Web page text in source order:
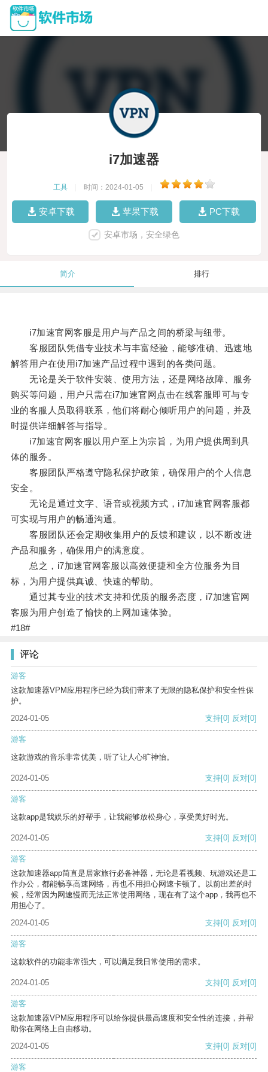
i7加速器
工具 时间：2024-01-05
安卓下载 苹果下载 PC下载
安卓市场，安全绿色
简介 排行
i7加速官网客服是用户与产品之间的桥梁与纽带。
客服团队凭借专业技术与丰富经验，能够准确、迅速地
解答用户在使用i7加速产品过程中遇到的各类问题。
无论是关于软件安装、使用方法，还是网络故障、服务
购买等问题，用户只需在i7加速官网点击在线客服即可与专
业的客服人员取得联系，他们将耐心倾听用户的问题，并及
时提供详细解答与指导。
i7加速官网客服以用户至上为宗旨，为用户提供周到具
体的服务。
客服团队严格遵守隐私保护政策，确保用户的个人信息
安全。
无论是通过文字、语音或视频方式，i7加速官网客服都
可实现与用户的畅通沟通。
客服团队还会定期收集用户的反馈和建议，以不断改进
产品和服务，确保用户的满意度。
总之，i7加速官网客服以高效便捷和全方位服务为目
标，为用户提供真诚、快速的帮助。
通过其专业的技术支持和优质的服务态度，i7加速官网
客服为用户创造了愉快的上网加速体验。
#18#
评论
游客
这款加速器VPM应用程序已经为我们带来了无限的隐私保护和安全性保
护。
2024-01-05
支持[0] 反对[0]
游客
这款游戏的音乐非常优美，听了让人心旷神怡。
2024-01-05 支持[0] 反对[0]
游客
这款app是我娱乐的好帮手，让我能够放松身心，享受美好时光。
2024-01-05 支持[0] 反对[0]
游客
这款加速器app简直是居家旅行必备神器，无论是看视频、玩游戏还是工
作办公，都能畅享高速网络，再也不用担心网速卡顿了。以前出差的时
候，经常因为网速慢而无法正常使用网络，现在有了这个app，我再也不
用担心了。
2024-01-05
支持[0] 反对[0]
游客
这款软件的功能非常强大，可以满足我日常使用的需求。
2024-01-05 支持[0] 反对[0]
游客
这款加速器VPM应用程序可以给你提供最高速度和安全性的连接，并帮
助你在网络上自由移动。
2024-01-05
支持[0] 反对[0]
游客